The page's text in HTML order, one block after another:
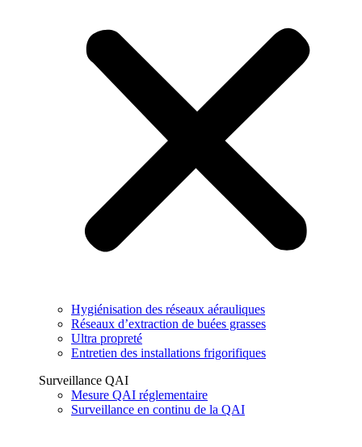
Hygiénisation des réseaux aérauliques
Réseaux d’extraction de buées grasses
Ultra propreté
Entretien des installations frigorifiques
Surveillance QAI
Mesure QAI réglementaire
Surveillance en continu de la QAI